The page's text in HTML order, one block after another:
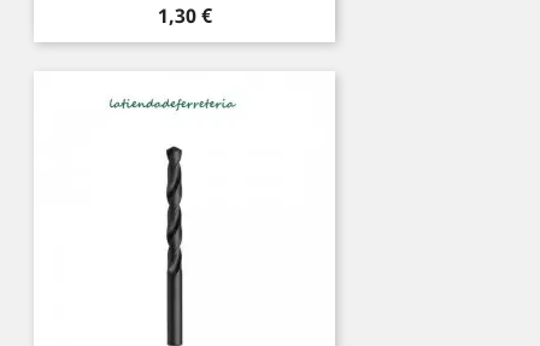
Precio
1,30 €